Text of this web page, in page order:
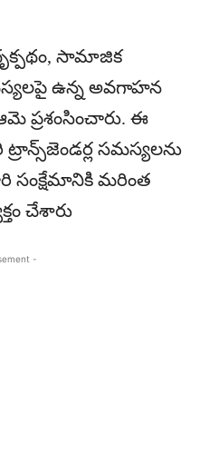
సామాజిక
ఉన్న అవగాహన
ప్రశంసించారు. ఈ
సమస్యలను
వారి సంక్షేమానికి మరింత
చేశారు
-